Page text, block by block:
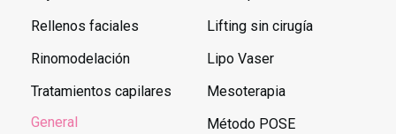
Rellenos faciales
Rinomodelación
Tratamientos capilares
General
Lifting sin cirugía
Lipo Vaser
Mesoterapia
Método POSE